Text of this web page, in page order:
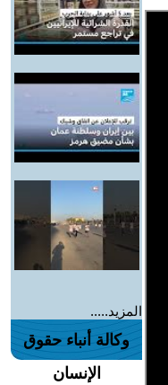
المزيد.....
وكالة أنباء حقوق
الإنسان